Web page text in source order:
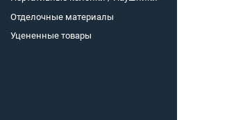
Отделочные материалы
Уцененные товары